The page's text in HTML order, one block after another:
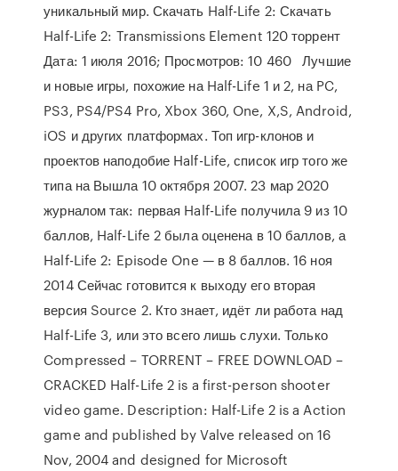
уникальный мир. Скачать Half-Life 2: Скачать
Half-Life 2: Transmissions Element 120 торрент
Дата: 1 июля 2016; Просмотров: 10 460 Лучшие
и новые игры, похожие на Half-Life 1 и 2, на PC,
PS3, PS4/PS4 Pro, Xbox 360, One, X,S, Android,
iOS и других платформах. Топ игр-клонов и
проектов наподобие Half-Life, список игр того же
типа на Вышла 10 октября 2007. 23 мар 2020
журналом так: первая Half-Life получила 9 из 10
баллов, Half-Life 2 была оценена в 10 баллов, а
Half-Life 2: Episode One — в 8 баллов. 16 ноя
2014 Сейчас готовится к выходу его вторая
версия Source 2. Кто знает, идёт ли работа над
Half-Life 3, или это всего лишь слухи. Только
Compressed – TORRENT – FREE DOWNLOAD –
CRACKED Half-Life 2 is a first-person shooter
video game. Description: Half-Life 2 is a Action
game and published by Valve released on 16
Nov, 2004 and designed for Microsoft